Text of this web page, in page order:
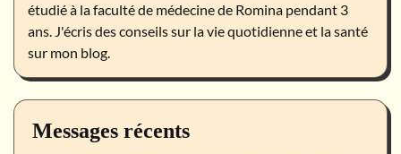
étudié à la faculté de médecine de Romina pendant 3
ans. J'écris des conseils sur la vie quotidienne et la santé
sur mon blog.
Messages récents